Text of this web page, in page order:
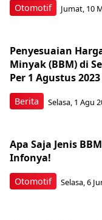
Otomotif Jumat, 10
Berita
Penyesuaian
Minyak (BBM) di
Per 1 Agustus 2023
Selasa, 1 Agu
Otomotif
Apa Saja Jenis
Infonya!
Selasa, 6